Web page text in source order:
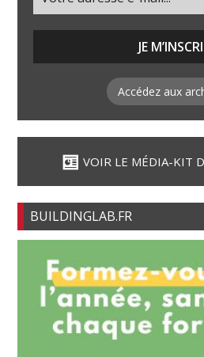
Accédez aux
VOIR LE MÉDIA-KIT
BUILDINGLAB.FR